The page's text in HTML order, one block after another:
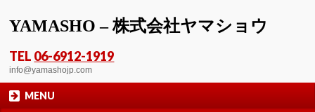
YAMASHO – 株式会社ヤマショウ
TEL 06-6912-1919
info@yamashojp.com
MENU